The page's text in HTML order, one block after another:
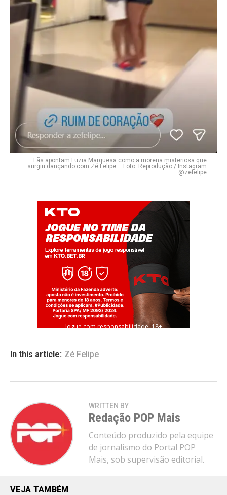
Fãs apontam Luzia Marquesa como a morena misteriosa que
surgiu dançando com Zé Felipe – Foto: Reprodução / Instagram
@zefelipe
Jogue com responsabilidade. 18+
In this article: Zé Felipe
WRITTEN BY
Redação POP Mais
Conteúdo produzido pela equipe
de jornalismo do Portal POP
Mais, sob supervisão editorial.
VEJA TAMBÉM